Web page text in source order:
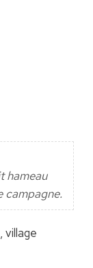
hameau
campagne.
village